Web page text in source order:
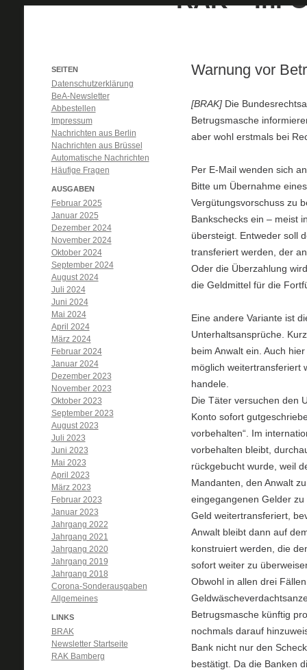
Warnung vor
[BRAK] Die
Betrugsmasche
aber wohl erstmals bei
Per E-Mail wenden sich
Bitte um Übernahme
Vergütungsvorschuss zu
Bankschecks ein – meist
übersteigt. Entweder soll
transferiert werden, der
Oder die Überzahlung
die Geldmittel für die
Eine andere Variante ist
Unterhaltsansprüche.
beim Anwalt ein. Auch
möglich weitertransferiert
handele.
Die Täter versuchen den
Konto sofort
vorbehalten“. Im
vorbehalten bleibt,
rückgebucht wurde, weil
Mandanten, den Anwalt
eingegangenen Gelder
Geld weitertransferiert,
Anwalt bleibt dann auf
konstruiert werden, die
sofort weiter zu
Obwohl in allen drei
Betrugsmasche künftig
nochmals darauf
Bank nicht nur den
bestätigt. Da die Banken
SEITEN
Datenschutzerklärung
BeA-Newsletter
Abbestellen
Impressum
Nachrichten aus Berlin
Nachrichten aus Brüssel
Automatische Nachrichten
Häufige Fragen
AUSGABEN
Februar 2025
Januar 2025
Dezember 2024
November 2024
Oktober 2024
September 2024
August 2024
Juli 2024
Juni 2024
Mai 2024
April 2024
März 2024
Februar 2024
Januar 2024
Dezember 2023
November 2023
Oktober 2023
September 2023
August 2023
Juli 2023
Juni 2023
Mai 2023
April 2023
März 2023
Februar 2023
Januar 2023
Jahrgang 2022
Jahrgang 2021
Jahrgang 2020
Jahrgang 2019
Jahrgang 2018
Corona-Sonderausgaben
Allgemeines
LINKS
BRAK
Newsletter Startseite
RAK Bamberg